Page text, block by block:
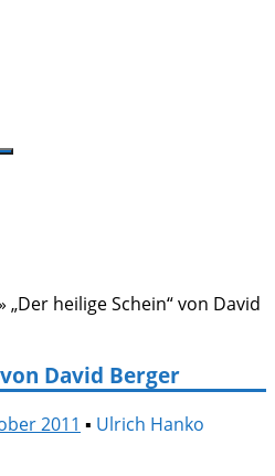
„Der heilige Schein“ von David
David Berger
2011 ▪ Ulrich Hanko